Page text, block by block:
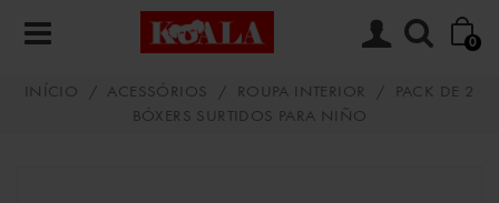
0
INÍCIO / ACESSÓRIOS / ROUPA INTERIOR /
PACK DE 2
BÓXERS SURTIDOS PARA NIÑO